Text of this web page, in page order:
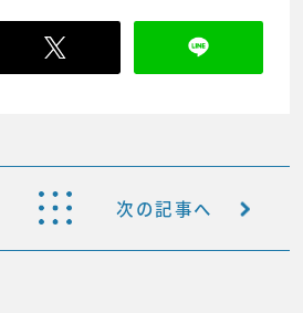
次の記事へ